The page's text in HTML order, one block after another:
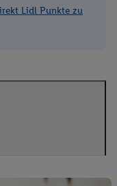
Lidl Punkte zu